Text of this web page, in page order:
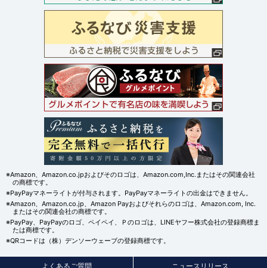
※Amazon、Amazon.co.jpおよびそのロゴは、Amazon.com,Inc.またはその関連会社
の商標です。
※PayPayマネーライトが付与されます。PayPayマネーライトの出金はできません。
※Amazon、Amazon.co.jp、Amazon Payおよびそれらのロゴは、Amazon.com, Inc.
またはその関連会社の商標です。
※PayPay、PayPayのロゴ、ペイペイ、Ｐのロゴは、LINEヤフー株式会社の登録商標ま
たは商標です。
※QRコードは（株）デンソーウェーブの登録商標です。
よくあるご質問 ニュースリリース